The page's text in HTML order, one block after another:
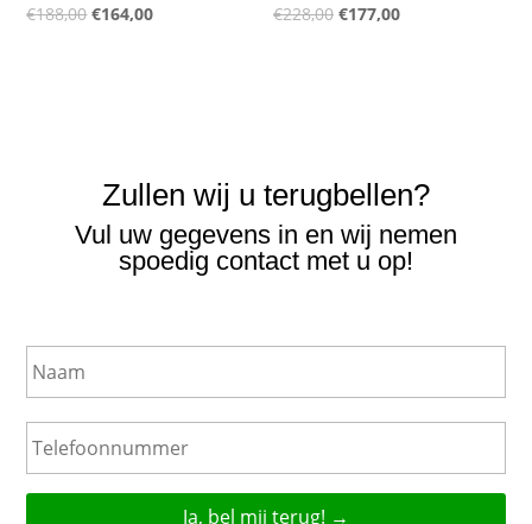
€188,00Oorspronkelijke
€164,00Huidige
€228,00 Oorspronkelijke
€177,00Huidige
Zullen wij u terugbellen?
Vul uw gegevens in en wij nemen
spoedig contact met u op!
N
a
a
m
T
e
l
e